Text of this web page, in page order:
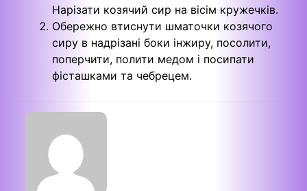
Нарізати козячий сир на вісім кружечків.
Обережно втиснути шматочки козячого
сиру в надрізані боки інжиру, посолити,
поперчити, полити медом і посипати
фісташками та чебрецем.